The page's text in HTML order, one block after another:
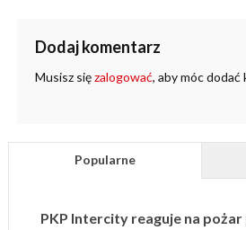
Dodaj komentarz
Musisz sięzalogować, aby móc dodać
Popularne
PKP Intercity reaguje na pożar